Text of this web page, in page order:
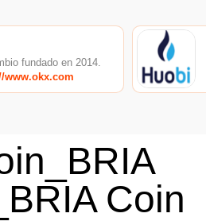
fundado en 2014.
www.okx.com
Coin